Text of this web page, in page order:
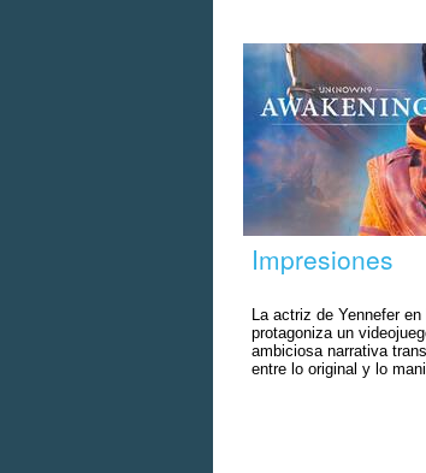
Impresiones
La actriz de Yennefer
protagoniza un
ambiciosa narrativa
entre lo original y lo